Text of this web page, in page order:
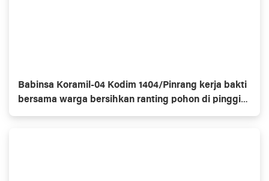
Babinsa Koramil-04 Kodim 1404/Pinrang kerja bakti
bersama warga bersihkan ranting pohon di pinggir
jalan